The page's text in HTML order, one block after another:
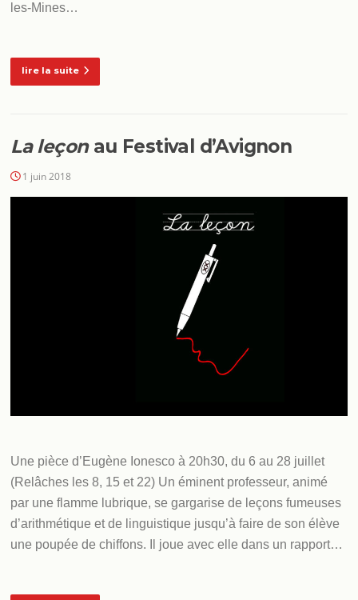
les-Mines…
lire la suite
La leçonau Festival d’Avignon
1 juin 2018
Une pièce d’Eugène Ionesco à 20h30, du 6 au 28 juillet
(Relâches les 8, 15 et 22) Un éminent professeur, animé
par une flamme lubrique, se gargarise de leçons fumeuses
d’arithmétique et de linguistique jusqu’à faire de son élève
une poupée de chiffons. Il joue avec elle dans un rapport…